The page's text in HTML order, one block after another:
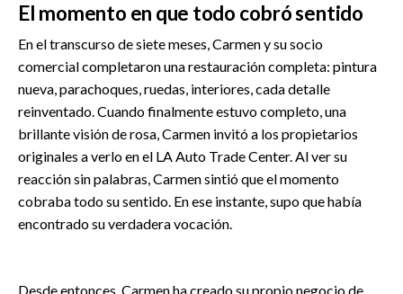
El momento en que todo cobró sentido
En el transcurso de siete meses, Carmen y su socio
comercial completaron una restauración completa: pintura
nueva, parachoques, ruedas, interiores, cada detalle
reinventado. Cuando finalmente estuvo completo, una
brillante visión de rosa, Carmen invitó a los propietarios
originales a verlo en el LA Auto Trade Center. Al ver su
reacción sin palabras, Carmen sintió que el momento
cobraba todo su sentido. En ese instante, supo que había
encontrado su verdadera vocación.
Desde entonces, Carmen ha creado su propio negocio de